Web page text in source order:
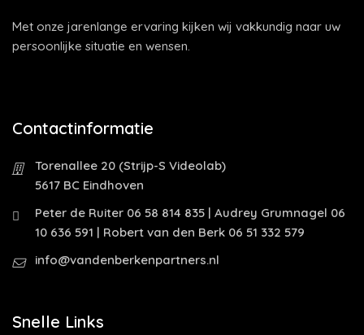
Met onze jarenlange ervaring kijken wij vakkundig naar uw
persoonlijke situatie en wensen.
Contactinformatie
Torenallee 20 (Strijp-S Videolab)
5617 BC Eindhoven
Peter de Ruiter 06 58 814 835 | Audrey Grumnagel 06
10 636 591 | Robert van den Berk 06 51 332 579
info@vandenberkenpartners.nl
Snelle Links